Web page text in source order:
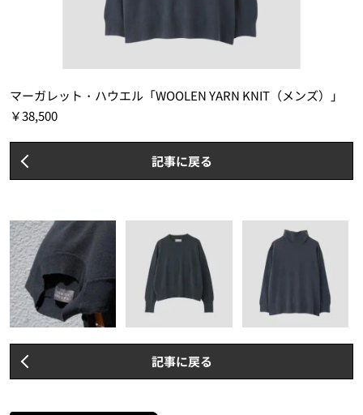
マーガレット・ハウエル「WOOLEN YARN KNIT（メンズ）」
￥38,500
記事に戻る
記事に戻る